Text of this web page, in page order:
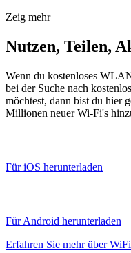
Zeig mehr
Nutzen, Teilen,
Wenn du kostenloses
bei der Suche nach
möchtest, dann bist du hier
Millionen neuer Wi-Fi's
Für iOS herunterladen
Für Android herunterladen
Erfahren Sie mehr über